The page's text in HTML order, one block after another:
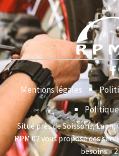
Mentions légales
Situé près de Soissons,
RPM 02 vous propose des
besoins «